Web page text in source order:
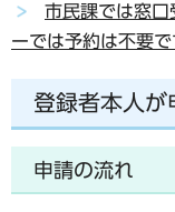
市民課では窓口
ーでは予約は不要で
登録者本人が
申請の流れ